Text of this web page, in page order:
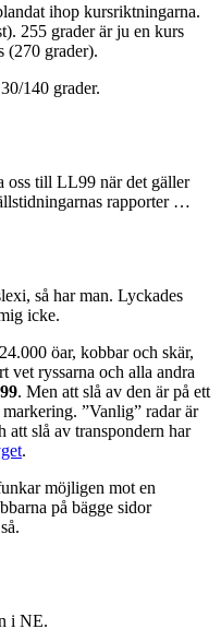
ihop kursriktningarna.
255 grader är ju en kurs
(270 grader).
140 grader.
oss till LL99 när det gäller
rapporter …
så har man. Lyckades
icke.
öar, kobbar och skär,
vet ryssarna och alla andra
. Men att slå av den är på ett
”Vanlig” radar är
att slå av transpondern har
.
möjligen mot en
på bägge sidor
i NE.